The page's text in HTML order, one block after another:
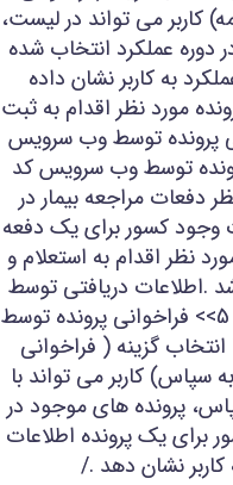
کاربر می تواند در لیست،
دوره عملکرد انتخاب شده
به کاربر نشان داده
مورد نظر اقدام به ثبت
./ 4>> فراخوانی پرونده توسط وب سرویس
توسط وب سرویس کد
دفعات مراجعه بیمار در
وجود کسور برای یک دفعه
نظر اقدام به استعلام و
.اطلاعات دریافتی توسط
کاربر فقط به صورت خواندنی می باشد./ 5>> فراخوانی پرونده توسط
گزینه ( فراخوانی
سپاس) کاربر می تواند با
پرونده های موجود در
برای یک پرونده اطلاعات
کاربر نشان دهد ./